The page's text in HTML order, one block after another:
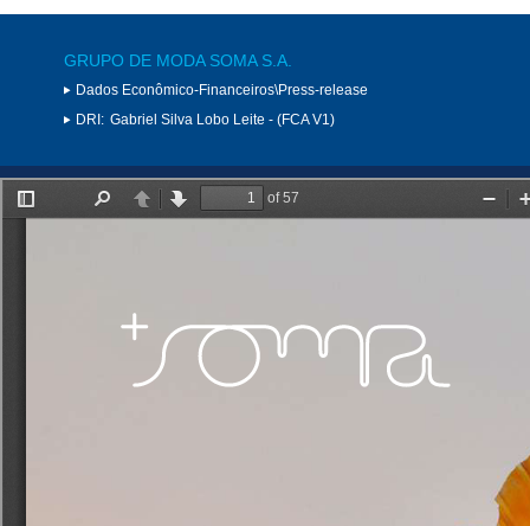
GRUPO DE MODA SOMA S.A.
Dados Econômico-Financeiros\Press-release
DRI: Gabriel Silva Lobo Leite - (FCA V1)